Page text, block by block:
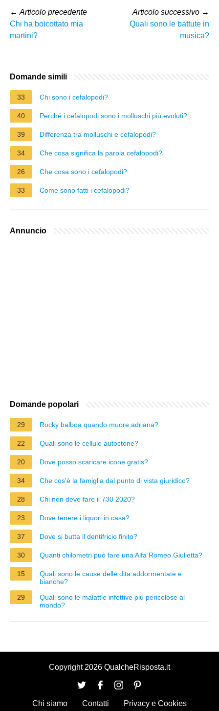
← Articolo precedente
Chi ha boicottato mia
martini?
Articolo successivo →
Quali sono le battute in
musica?
Domande simili
33 Chi sono i cefalopodi?
40 Perché i cefalopodi sono i molluschi più evoluti?
39 Differenza tra molluschi e cefalopodi?
34 Che cosa significa la parola cefalopodi?
26 Che cosa sono i cefalopodi?
33 Come sono fatti i cefalopodi?
Annuncio
Domande popolari
29 Rocky balboa quando muore adriana?
22 Quali sono le cellule autoctone?
20 Dove posso scaricare icone gratis?
34 Che cos'è la famiglia dal punto di vista giuridico?
28 Chi non deve fare il 730 2020?
23 Dove tenere i liquori in casa?
37 Dove si butta il dentifricio finito?
30 Quanti chilometri può fare una Alfa Romeo Giulietta?
15
Quali sono le cause delle dita addormentate e
bianche?
29
Quali sono le malattie infettive più pericolose al
mondo?
Copyright 2026 QualcheRisposta.it
Chi siamo Contatti Privacy e Cookies